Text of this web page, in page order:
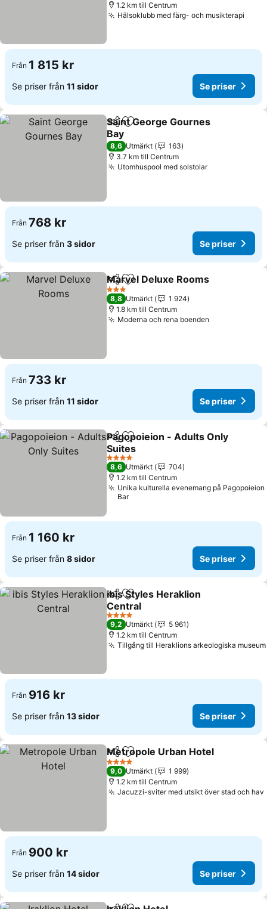
1.2 km till Centrum
Hälsoklubb med färg- och musikterapi
Från 1 815 kr
Se priser från 11 sidor Se priser
Dela Lägg till i Mina Favoriter
Saint George Gournes
Bay
8,6 Utmärkt
163
3.7 km till Centrum
Utomhuspool med solstolar
Från 768 kr
Se priser från 3 sidor Se priser
Dela Lägg till i Mina Favoriter
Marvel Deluxe Rooms
3 Stjärnor
8,8 Utmärkt
1 924
1.8 km till Centrum
Moderna och rena boenden
Från 733 kr
Se priser från 11 sidor Se priser
Dela Lägg till i Mina Favoriter
Pagopoieion - Adults Only
Suites
4 Stjärnor
8,6 Utmärkt
704
1.2 km till Centrum
Unika kulturella evenemang på Pagopoieion
Bar
Från 1 160 kr
Se priser från 8 sidor Se priser
Dela Lägg till i Mina Favoriter
ibis Styles Heraklion
Central
4 Stjärnor
9,2 Utmärkt
5 961
1.2 km till Centrum
Tillgång till Heraklions arkeologiska museum
Från 916 kr
Se priser från 13 sidor Se priser
Dela Lägg till i Mina Favoriter
Metropole Urban Hotel
4 Stjärnor
9,0 Utmärkt
1 999
1.2 km till Centrum
Jacuzzi-sviter med utsikt över stad och hav
Från 900 kr
Se priser från 14 sidor Se priser